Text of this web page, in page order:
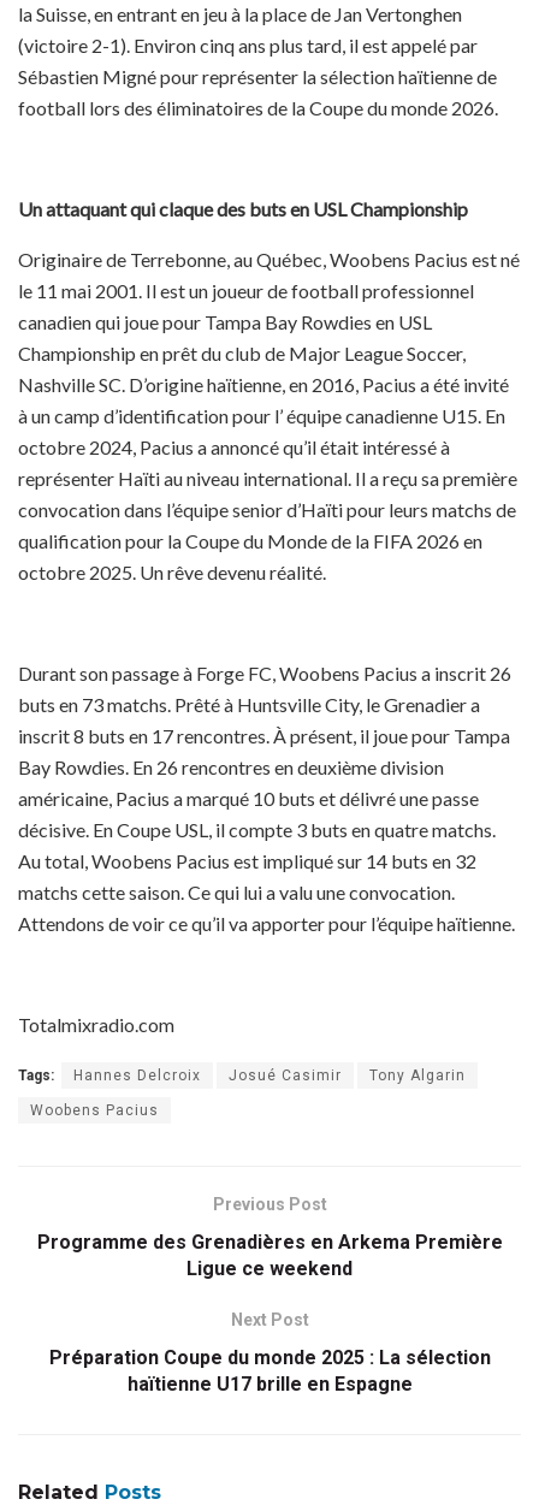
la Suisse, en entrant en jeu à la place de Jan Vertonghen
(victoire 2-1). Environ cinq ans plus tard, il est appelé par
Sébastien Migné pour représenter la sélection haïtienne de
football lors des éliminatoires de la Coupe du monde 2026.
Un attaquant qui claque des buts en USL Championship
Originaire de Terrebonne, au Québec, Woobens Pacius est né
le 11 mai 2001. Il est un joueur de football professionnel
canadien qui joue pour Tampa Bay Rowdies en USL
Championship en prêt du club de Major League Soccer,
Nashville SC. D’origine haïtienne, en 2016, Pacius a été invité
à un camp d’identification pour l’ équipe canadienne U15. En
octobre 2024, Pacius a annoncé qu’il était intéressé à
représenter Haïti au niveau international. Il a reçu sa première
convocation dans l’équipe senior d’Haïti pour leurs matchs de
qualification pour la Coupe du Monde de la FIFA 2026 en
octobre 2025. Un rêve devenu réalité.
Durant son passage à Forge FC, Woobens Pacius a inscrit 26
buts en 73 matchs. Prêté à Huntsville City, le Grenadier a
inscrit 8 buts en 17 rencontres. À présent, il joue pour Tampa
Bay Rowdies. En 26 rencontres en deuxième division
américaine, Pacius a marqué 10 buts et délivré une passe
décisive. En Coupe USL, il compte 3 buts en quatre matchs.
Au total, Woobens Pacius est impliqué sur 14 buts en 32
matchs cette saison. Ce qui lui a valu une convocation.
Attendons de voir ce qu’il va apporter pour l’équipe haïtienne.
Totalmixradio.com
Tags: Hannes Delcroix Josué Casimir Tony Algarin
Woobens Pacius
Previous Post
Programme des Grenadières en Arkema Première
Ligue ce weekend
Next Post
Préparation Coupe du monde 2025 : La sélection
haïtienne U17 brille en Espagne
Related Posts